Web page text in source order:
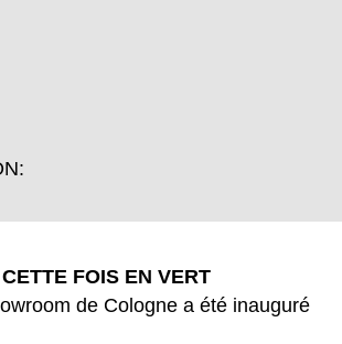
(CI)
FOIS EN VERT
de Cologne a été inauguré